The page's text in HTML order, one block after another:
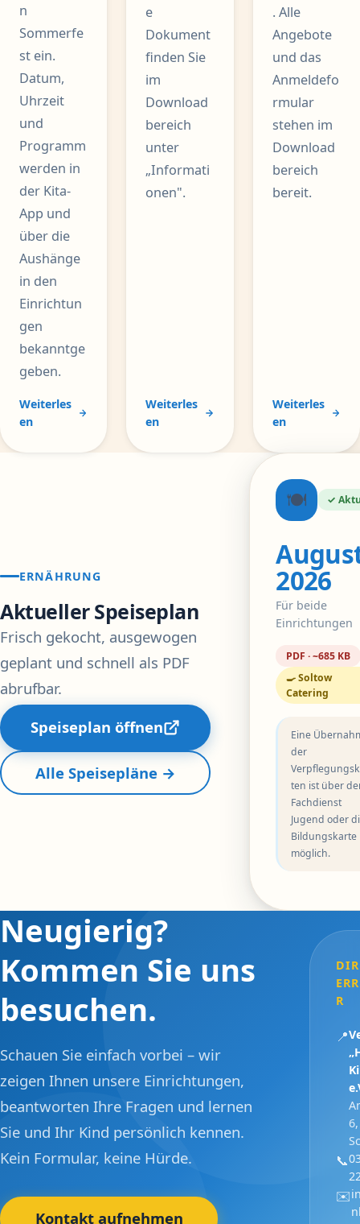
n
Sommerfe
st ein.
Datum,
Uhrzeit
und
Programm
werden in
der Kita-
App und
über die
Aushänge
in den
Einrichtun
gen
bekanntge
geben.
Weiterles
en
e
Dokument
finden Sie
im
Download
bereich
unter
„Informati
onen".
Weiterles
en
. Alle
Angebote
und das
Anmeldefo
rmular
stehen im
Download
bereich
bereit.
Weiterles
en
ERNÄHRUNG
Aktueller Speiseplan
Frisch gekocht, ausgewogen
geplant und schnell als PDF
abrufbar.
Speiseplan öffnen
Alle Speisepläne →
🍽 ✓
2026
Für beide
Einrichtungen
PDF · ~685 KB
🍳 Soltow
Catering
Eine
der
ten ist über
Fachdienst
Jugend oder
Bildungskarte
möglich.
Neugierig?
Kommen Sie uns
besuchen.
Schauen Sie einfach vorbei – wir
zeigen Ihnen unsere Einrichtungen,
beantworten Ihre Fragen und lernen
Sie und Ihr Kind persönlich kennen.
Kein Formular, keine Hürde.
Kontakt aufnehmen
R
📍
📞
✉️